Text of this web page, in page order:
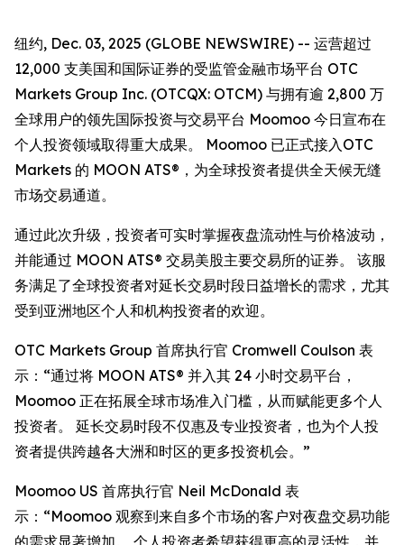
纽约, Dec. 03, 2025 (GLOBE NEWSWIRE) -- 运营超过
12,000 支美国和国际证券的受监管金融市场平台 OTC
Markets Group Inc. (OTCQX: OTCM) 与拥有逾 2,800 万
全球用户的领先国际投资与交易平台 Moomoo 今日宣布在
个人投资领域取得重大成果。 Moomoo 已正式接入OTC
Markets 的 MOON ATS®，为全球投资者提供全天候无缝
市场交易通道。
通过此次升级，投资者可实时掌握夜盘流动性与价格波动，
并能通过 MOON ATS® 交易美股主要交易所的证券。 该服
务满足了全球投资者对延长交易时段日益增长的需求，尤其
受到亚洲地区个人和机构投资者的欢迎。
OTC Markets Group 首席执行官 Cromwell Coulson 表
示：“通过将 MOON ATS® 并入其 24 小时交易平台，
Moomoo 正在拓展全球市场准入门槛，从而赋能更多个人
投资者。 延长交易时段不仅惠及专业投资者，也为个人投
资者提供跨越各大洲和时区的更多投资机会。”
Moomoo US 首席执行官 Neil McDonald 表
示：“Moomoo 观察到来自多个市场的客户对夜盘交易功能
的需求显著增加。 个人投资者希望获得更高的灵活性，并